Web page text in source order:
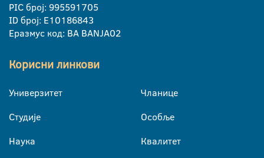
PIC број: 995591705
ID број: E10186843
Еразмус код: BA BANJA02
Корисни линкови
Универзитет
Студије
Наука
Чланице
Особље
Квалитет